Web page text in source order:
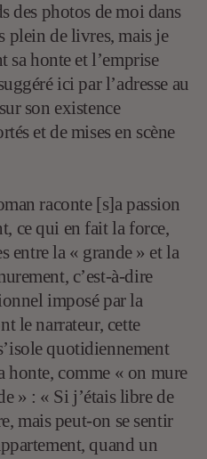
des photos de moi dans
plein de livres, mais je
sa honte et l’emprise
ici par l’adresse au
son existence
et de mises en scène
raconte [s]a passion
ce qui en fait la force,
entre la « grande » et la
c’est-à-dire
imposé par la
le narrateur, cette
quotidiennement
honte, comme « on mure
» : « Si j’étais libre de
mais peut-on se sentir
quand un